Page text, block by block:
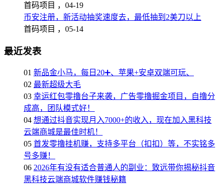
首码项目 ， 04-19
币安注册，新活动抽奖速度去，最低抽到2美刀以上
首码项目 ， 05-14
最近发表
01 新品金小马，每日20➕、苹果+安卓双端可玩、
02 最新超级大毛
03 幸运红包零撸台子来袭，广告零撸掘金项目，自撸分
成高，团队模式好！
04 想通过抖音实现月入7000+的收入，现在加入黑科技
云端商城是最佳时机！
05 首发零撸挂机赚，支持多平台（扣扣）等，不实铭多
号多赚！
06 2026年有没有适合普通人的副业：致远带你揭秘抖音
黑科技云端商城软件赚钱秘籍